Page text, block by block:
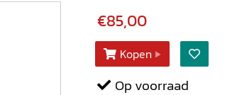
€85,00
Kopen
Op voorraad